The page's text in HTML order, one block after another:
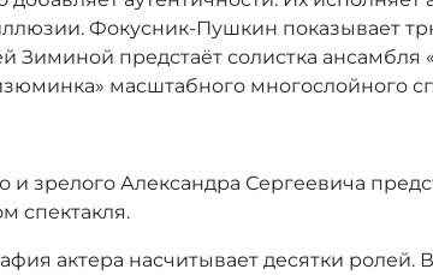
Фокусник-Пушкин показывает
предстаёт солистка ансамбля
масштабного многослойного
и зрелого Александра Сергеевича
спектакля.
актера насчитывает десятки ролей.